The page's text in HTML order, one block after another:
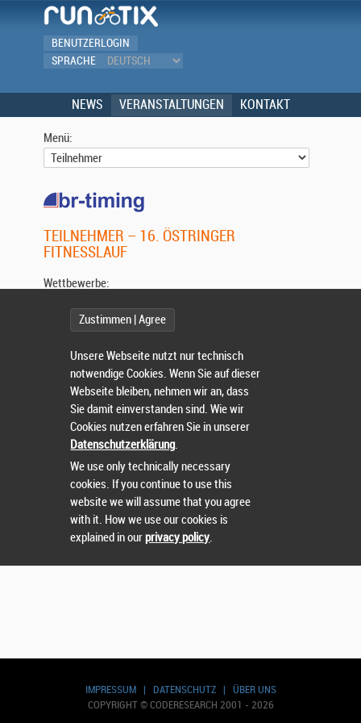
BENUTZERLOGIN
SPRACHE
NEWS VERANSTALTUNGEN KONTAKT
Menü:
TEILNEHMER – 16. ÖSTRINGER
FITNESSLAUF
IMPRESSUM| DATENSCHUTZ| ÜBER UNS
COPYRIGHT © CODERESEARCH 2001 - 2026
Wettbewerbe:
Suchen
Zustimmen | Agree
Unsere Webseite nutzt nur technisch
notwendige Cookies. Wenn Sie auf dieser
Webseite bleiben, nehmen wir an, dass
Sie damit einverstanden sind. Wie wir
Cookies nutzen erfahren Sie in unserer
Datenschutzerklärung.
We use only technically necessary
cookies. If you continue to use this
website we will assume that you agree
with it. How we use our cookies is
explained in ourprivacy policy.